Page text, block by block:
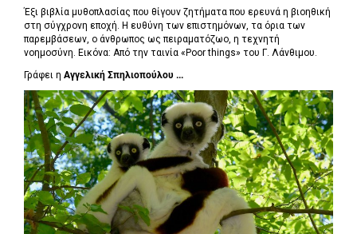
Έξι βιβλία μυθοπλασίας που θίγουν ζητήματα που ερευνά η βιοηθική
στη σύγχρονη εποχή. Η ευθύνη των επιστημόνων, τα όρια των
παρεμβάσεων, ο άνθρωπος ως πειραματόζωο, η τεχνητή
νοημοσύνη. Εικόνα: Από την ταινία «Poor things» του Γ. Λάνθιμου.
Γράφει η Αγγελική Σπηλιοπούλου ...